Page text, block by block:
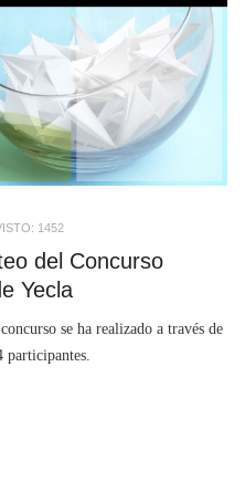
1452
del Concurso
Yecla
se ha realizado a través de
participantes.